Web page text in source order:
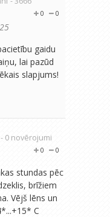
0
0
gaidu
lai pazūd
slapjums!
- 0 novērojumi
0
0
stundas pēc
brīžiem
Vējš lēns un
C